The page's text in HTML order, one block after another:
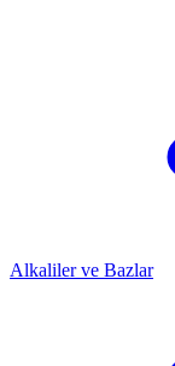
Alkaliler ve Bazlar